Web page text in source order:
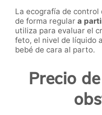
La ecografía de
de forma regular a
utiliza para evaluar el
feto, el nivel de líquido
bebé de cara al parto.
Precio